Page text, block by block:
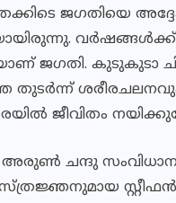
ജഗതിയെ
വര്‍ഷങ്ങള്‍ക്ക്
ജഗതി. കുടുകുടാ
ശരീരചലനവും
ജീവിതം
ചന്ദു